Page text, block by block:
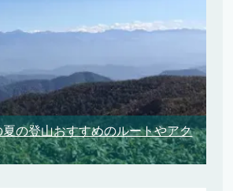
の登山おすすめのルートやアク